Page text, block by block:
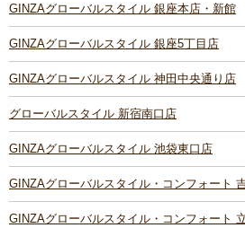
GINZAグローバルスタイル 銀座本店・新館
GINZAグローバルスタイル 銀座5丁目店
GINZAグローバルスタイル 神田中央通り店
グローバルスタイル 新宿南口店
GINZAグローバルスタイル 池袋東口店
GINZAグローバルスタイル・コンフォート
GINZAグローバルスタイル・コンフォート